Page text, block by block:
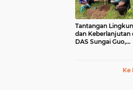
Tantangan
dan Keberlanjutan
DAS Sungai Guo,
Ke